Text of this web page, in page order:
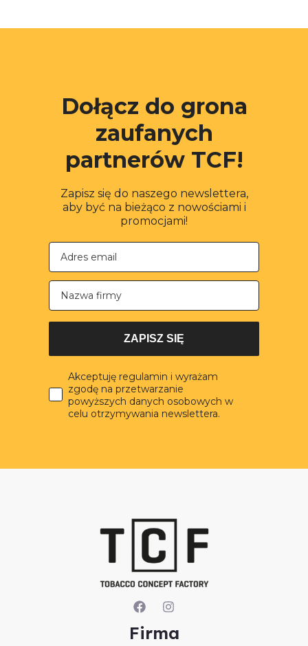
Dołącz do grona
zaufanych
partnerów TCF!
Zapisz się do naszego newslettera,
aby być na bieżąco z nowościami i
promocjami!
Nazwa firmy
ZAPISZ SIĘ
Akceptuję regulamin i wyrażam
zgodę na przetwarzanie
powyższych danych osobowych w
celu otrzymywania newslettera.
Firma